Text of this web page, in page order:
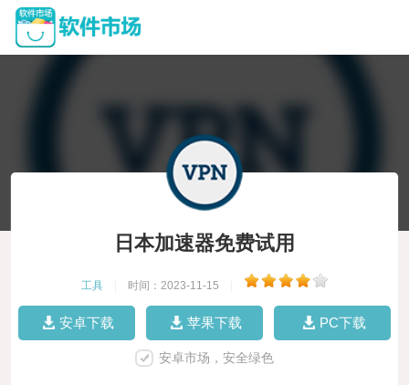
日本加速器免费试用
工具 时间：2023-11-15
安卓下载 苹果下载 PC下载
安卓市场，安全绿色